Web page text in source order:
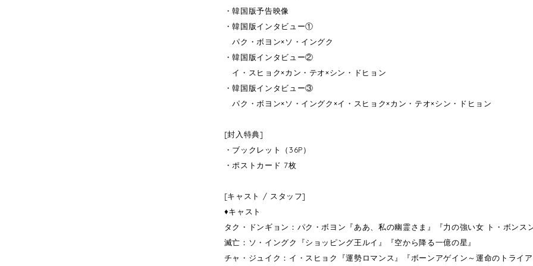
・韓国版予告映像
・韓国版インタビュー①
パク・ボヨン×ソ・イングク
・韓国版インタビュー②
イ・スヒョク×カン・テオ×シン・ドヒョン
・韓国版インタビュー③
パク・ボヨン×ソ・イングク×イ・スヒョク×カン・テオ×シン・ドヒョン
[封入特典]
・ブックレット（36P）
・ポストカード 7枚
[キャスト / スタッフ]
♦キャスト
タク・ドンギョン：パク・ボヨン『ああ、私の幽霊さま』『力の強い女 ト・ボンスン
滅亡：ソ・イングク『ショッピング王ルイ』『空から降る一億の星』
チャ・ジュイク：イ・スヒョク『運勢ロマンス』『ボーンアゲイン～運命のトライア